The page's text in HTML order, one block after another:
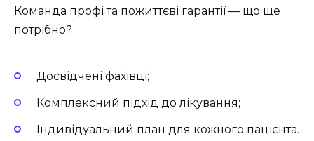
Команда профі та пожиттєві гарантії — що ще
потрібно?
Досвідчені фахівці;
Комплексний підхід до лікування;
Індивідуальний план для кожного пацієнта.